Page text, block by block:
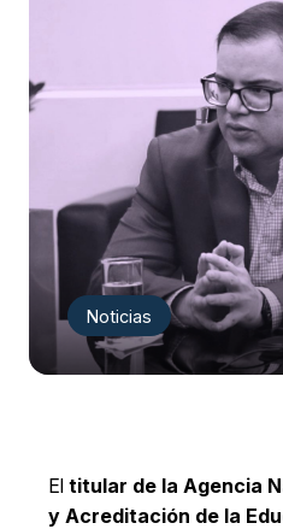
Noticias
El titular de la Agencia
y Acreditación de la